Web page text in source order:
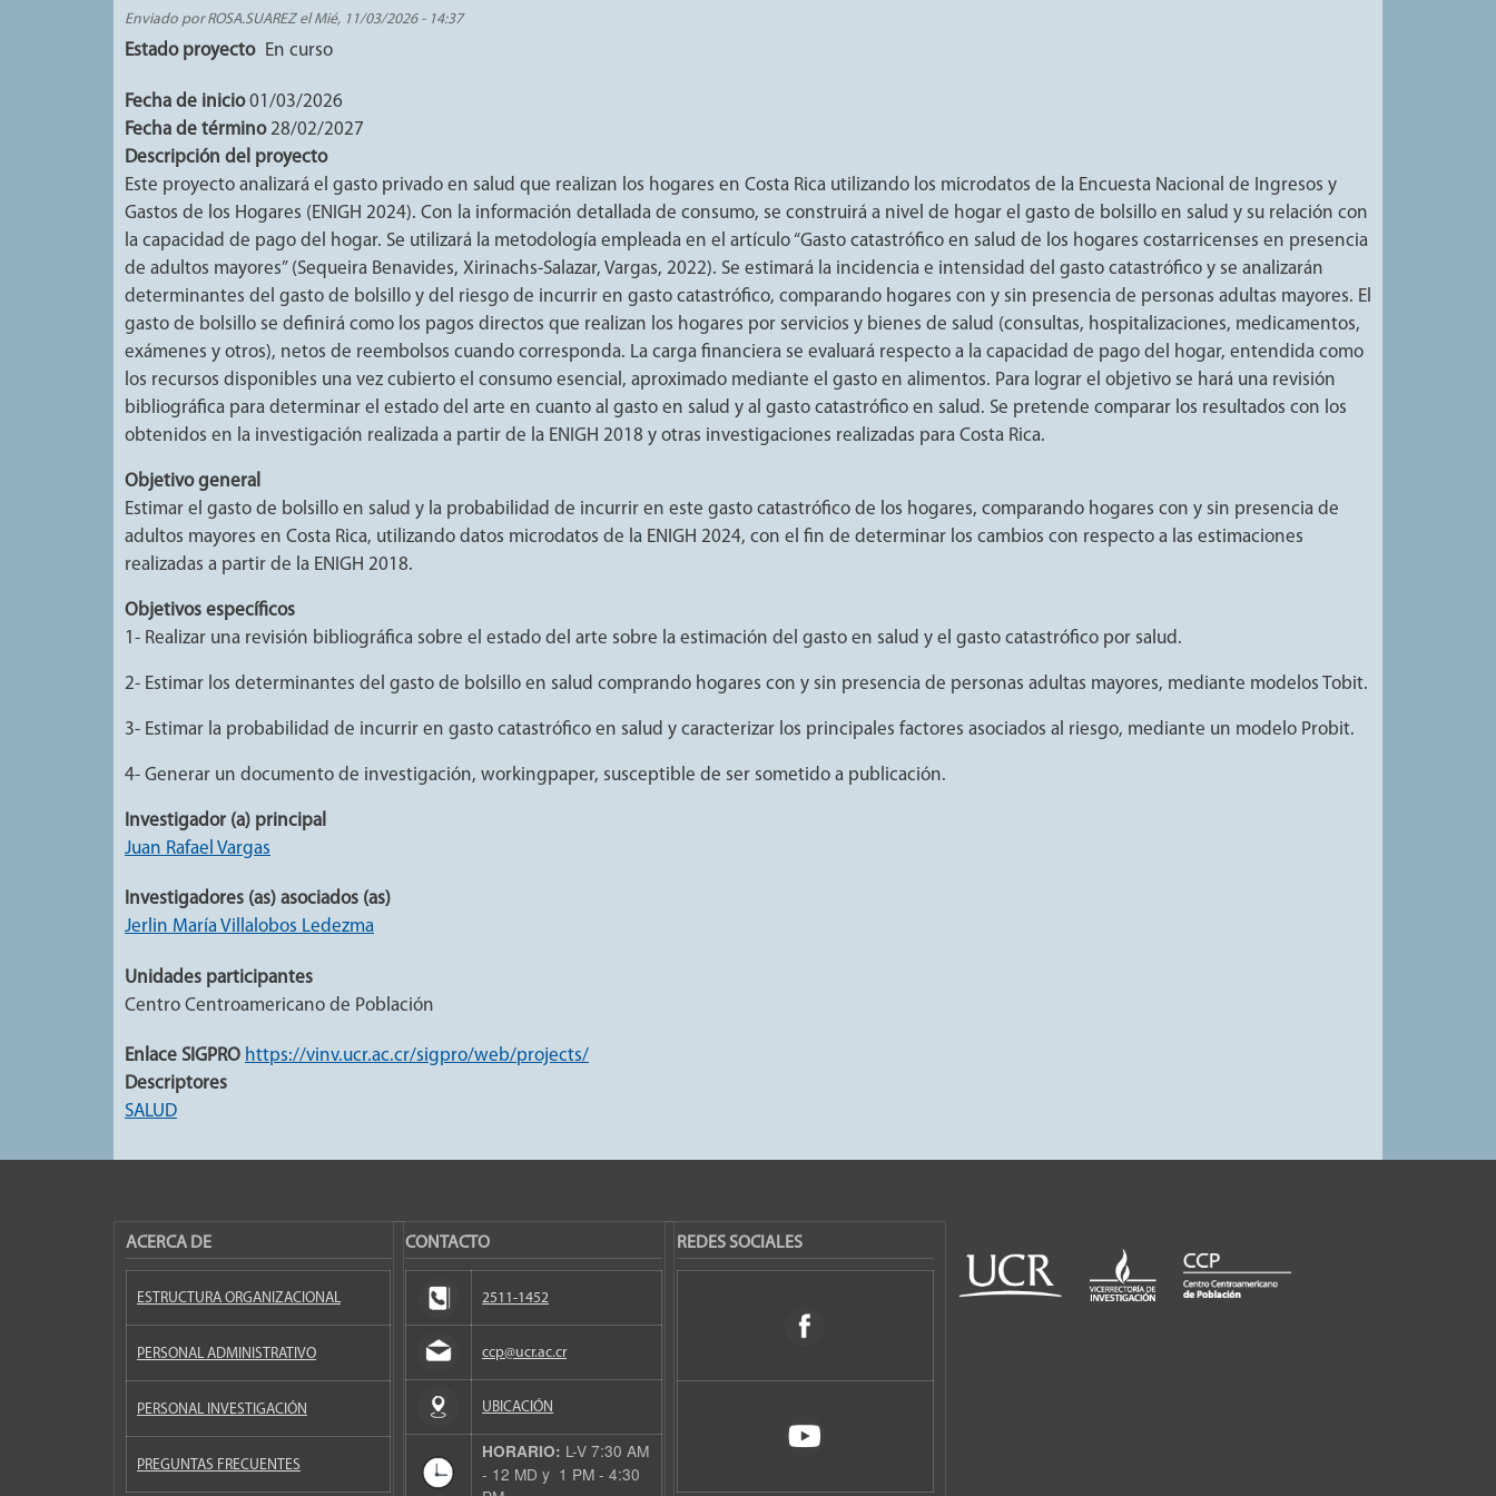
Enviado porROSA.SUAREZelMié, 11/03/2026 - 14:37
Estado proyecto En curso
Fecha de inicio 01/03/2026
Fecha de término 28/02/2027
Descripción del proyecto
Este proyecto analizará el gasto privado en salud que realizan los hogares en Costa Rica utilizando los microdatos de la Encuesta Nacional de Ingresos y
Gastos de los Hogares (ENIGH 2024). Con la información detallada de consumo, se construirá a nivel de hogar el gasto de bolsillo en salud y su relación con
la capacidad de pago del hogar. Se utilizará la metodología empleada en el artículo “Gasto catastrófico en salud de los hogares costarricenses en presencia
de adultos mayores” (Sequeira Benavides, Xirinachs-Salazar, Vargas, 2022). Se estimará la incidencia e intensidad del gasto catastrófico y se analizarán
determinantes del gasto de bolsillo y del riesgo de incurrir en gasto catastrófico, comparando hogares con y sin presencia de personas adultas mayores. El
gasto de bolsillo se definirá como los pagos directos que realizan los hogares por servicios y bienes de salud (consultas, hospitalizaciones, medicamentos,
exámenes y otros), netos de reembolsos cuando corresponda. La carga financiera se evaluará respecto a la capacidad de pago del hogar, entendida como
los recursos disponibles una vez cubierto el consumo esencial, aproximado mediante el gasto en alimentos. Para lograr el objetivo se hará una revisión
bibliográfica para determinar el estado del arte en cuanto al gasto en salud y al gasto catastrófico en salud. Se pretende comparar los resultados con los
obtenidos en la investigación realizada a partir de la ENIGH 2018 y otras investigaciones realizadas para Costa Rica.
Objetivo general
Estimar el gasto de bolsillo en salud y la probabilidad de incurrir en este gasto catastrófico de los hogares, comparando hogares con y sin presencia de
adultos mayores en Costa Rica, utilizando datos microdatos de la ENIGH 2024, con el fin de determinar los cambios con respecto a las estimaciones
realizadas a partir de la ENIGH 2018.
Objetivos específicos
1- Realizar una revisión bibliográfica sobre el estado del arte sobre la estimación del gasto en salud y el gasto catastrófico por salud.
2- Estimar los determinantes del gasto de bolsillo en salud comprando hogares con y sin presencia de personas adultas mayores, mediante modelos Tobit.
3- Estimar la probabilidad de incurrir en gasto catastrófico en salud y caracterizar los principales factores asociados al riesgo, mediante un modelo Probit.
4- Generar un documento de investigación, workingpaper, susceptible de ser sometido a publicación.
Investigador (a) principal
Juan Rafael Vargas
Investigadores (as) asociados (as)
Jerlin María Villalobos Ledezma
Unidades participantes
Centro Centroamericano de Población
Enlace SIGPRO https://vinv.ucr.ac.cr/sigpro/web/projects/
Descriptores
SALUD
ACERCA DE
ESTRUCTURA ORGANIZACIONAL
PERSONAL ADMINISTRATIVO
PERSONAL INVESTIGACIÓN
PREGUNTAS FRECUENTES
CONTACTO
2511-1452
ccp@ucr.ac.cr
UBICACIÓN
HORARIO: L-V 7:30 AM
- 12 MD y 1 PM - 4:30
REDES SOCIALES